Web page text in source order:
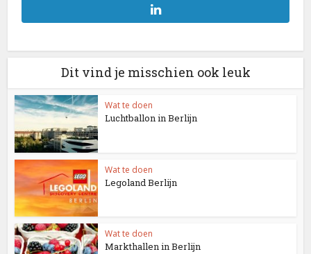
Dit vind je misschien ook leuk
Wat te doen
Luchtballon in Berlijn
Wat te doen
Legoland Berlijn
Wat te doen
Markthallen in Berlijn